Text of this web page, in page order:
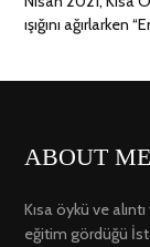
ışığını
ABOUT ME
Kısa öykü ve
eğitim gördüğü